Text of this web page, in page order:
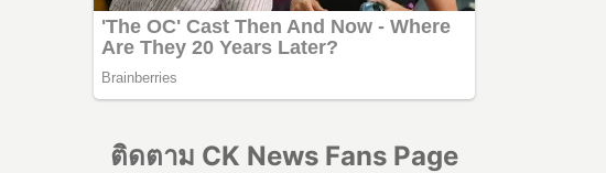
ติดตาม CK News Fans Page